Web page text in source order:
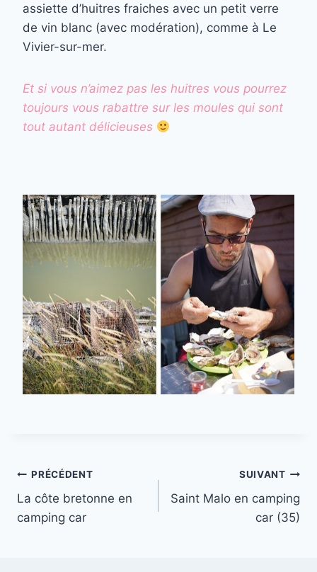
assiette d’huitres fraiches avec un petit verre
de vin blanc (avec modération), comme à Le
Vivier-sur-mer.
Et si vous n’aimez pas les huitres vous pourrez
toujours vous rabattre sur les moules qui sont
tout autant délicieuses
Navigation
de
PRÉCÉDENT
La côte bretonne en
camping car
SUIVANT
Saint Malo en camping
car (35)